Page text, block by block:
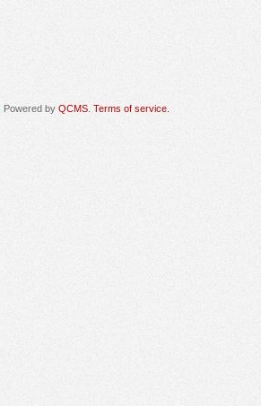
. Powered by QCMS Terms of service.